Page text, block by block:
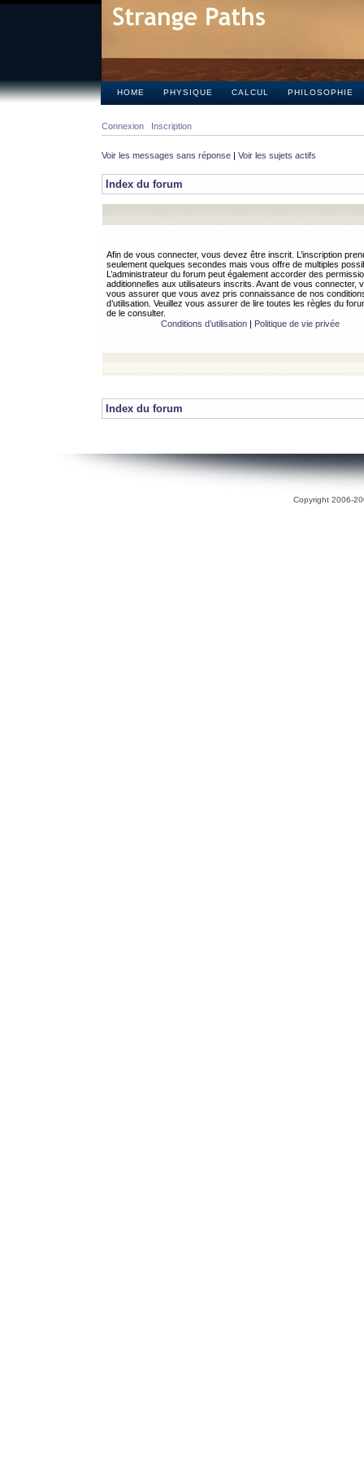
HOME PHYSIQUE CALCUL PHILOSOPHIE
Connexion Inscription
Voir les messages sans réponse | Voir les sujets actifs
Index du forum
Afin de vous connecter, vous devez être inscrit. L’inscription
seulement quelques secondes mais vous offre de multiples
L’administrateur du forum peut également accorder des
additionnelles aux utilisateurs inscrits. Avant de vous connecter,
vous assurer que vous avez pris connaissance de nos
d’utilisation. Veuillez vous assurer de lire toutes les règles du
de le consulter.
Conditions d’utilisation| Politique de vie privée
Index du forum
Copyright 2006-